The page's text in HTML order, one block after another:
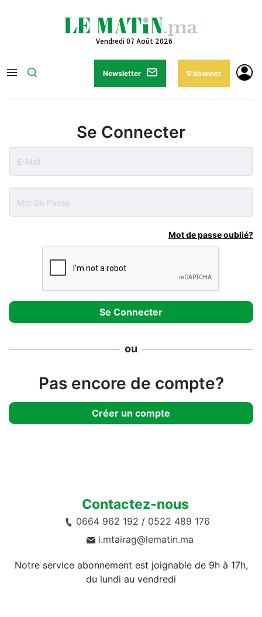
Vendredi 07 Août 2026
Newsletter S'abonner
Se Connecter
Mot de passe oublié?
ou
Pas encore de compte?
Créer un compte
Contactez-nous
0664 962 192 / 0522 489 176
i.mtairag@lematin.ma
Notre service abonnement est joignable de 9h à 17h,
du lundi au vendredi